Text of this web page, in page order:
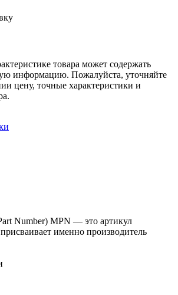
товара может содержать
информацию. Пожалуйста, уточняйте
цену, точные характеристики и
Number) MPN — это артикул
именно производитель